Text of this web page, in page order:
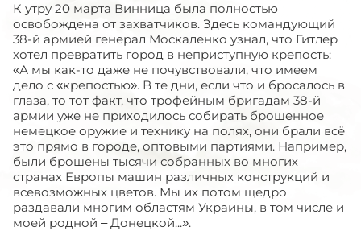
К утру 20 марта Винница была полностью
освобождена от захватчиков. Здесь командующий
38-й армией генерал Москаленко узнал, что Гитлер
хотел превратить город в неприступную крепость:
«А мы как-то даже не почувствовали, что имеем
дело с «крепостью». В те дни, если что и бросалось в
глаза, то тот факт, что трофейным бригадам 38-й
армии уже не приходилось собирать брошенное
немецкое оружие и технику на полях, они брали всё
это прямо в городе, оптовыми партиями. Например,
были брошены тысячи собранных во многих
странах Европы машин различных конструкций и
всевозможных цветов. Мы их потом щедро
раздавали многим областям Украины, в том числе и
моей родной – Донецкой...».